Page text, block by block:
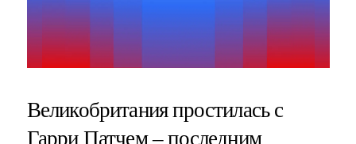
Великобритания простилась с
Гарри Патчем – последним